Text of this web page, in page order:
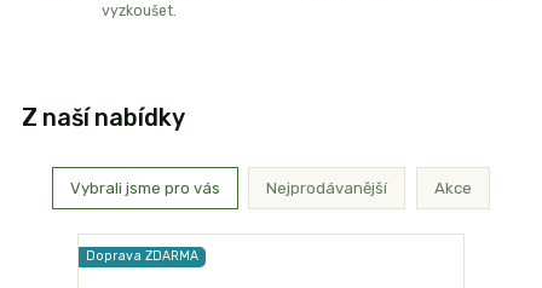
vyzkoušet.
Z naší nabídky
Vybrali jsme pro vás Nejprodávanější Akce
Doprava ZDARMA